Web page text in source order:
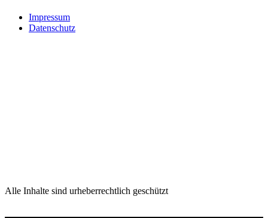
Impressum
Datenschutz
Alle Inhalte sind urheberrechtlich geschützt